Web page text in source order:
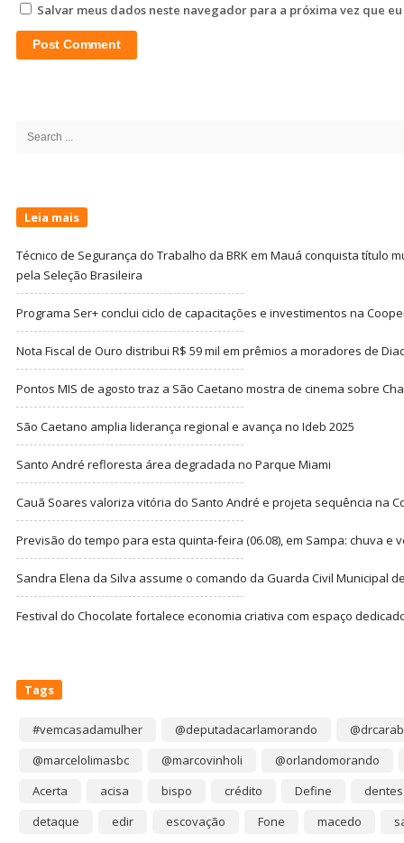
Salvar meus dados neste navegador para a próxima vez que
Search
Leia mais
Técnico de Segurança do Trabalho da BRK em Mauá conquista título
pela Seleção Brasileira
Programa Ser+ conclui ciclo de capacitações e investimentos na
Nota Fiscal de Ouro distribui R$ 59 mil em prêmios a moradores de
Pontos MIS de agosto traz a São Caetano mostra de cinema sobre
São Caetano amplia liderança regional e avança no Ideb 2025
Santo André refloresta área degradada no Parque Miami
Cauã Soares valoriza vitória do Santo André e projeta sequência na
Previsão do tempo para esta quinta-feira (06.08), em Sampa: chuva e
Sandra Elena da Silva assume o comando da Guarda Civil Municipal
Festival do Chocolate fortalece economia criativa com espaço
Tags
#vemcasadamulher @deputadacarlamorando
@marcelolimasbc
@marcovinholi
@orlandomorando
Acerta
acisa bispo crédito Define
dentes
detaque
edir escovação Fone macedo